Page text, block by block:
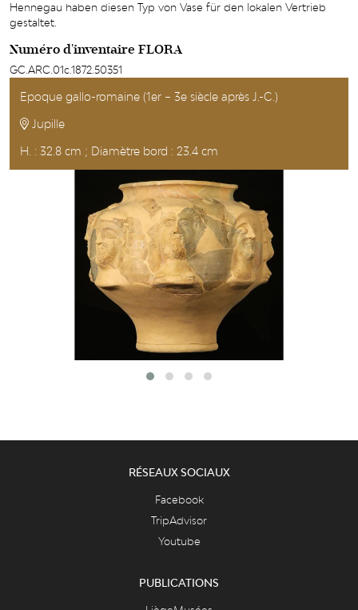
Hennegau haben diesen Typ von Vase für den lokalen Vertrieb
gestaltet.
Numéro d'inventaire FLORA
GC.ARC.01c.1872.50351
Epoque gallo-romaine (1er – 3e siècle après J.-C.)
Jupille
H. : 32.8 cm ; Diamètre bord : 23.4 cm
RÉSEAUX SOCIAUX
Facebook
TripAdvisor
Youtube
PUBLICATIONS